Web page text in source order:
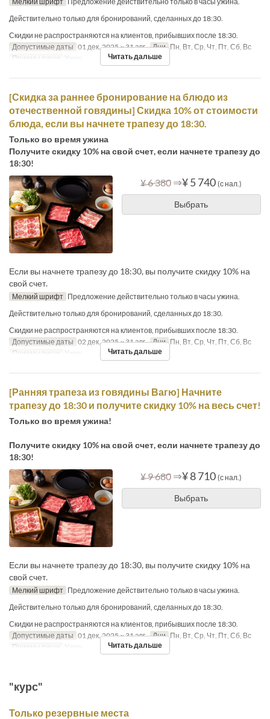
Действительно только для бронирований, сделанных до 18:30.
Скидки не распространяются на клиентов, прибывших после 18:30.
Допустимые даты 01 дек. 2025 ~ 31 авг. Дни Пн, Вт, Ср, Чт, Пт, Сб, Вс
Приемы пищи Ужин Читать дальше
[Скидка за раннее бронирование на блюдо из
отечественной говядины] Скидка 10% от стоимости
блюда, если вы начнете трапезу до 18:30.
Только во время ужина
Получите скидку 10% на свой счет, если начнете трапезу до
18:30!
¥ 6 380 ⇒¥ 5 740 (с нал.)
Выбрать
Если вы начнете трапезу до 18:30, вы получите скидку 10% на
свой счет.
Мелкий шрифт Предложение действительно только в часы ужина.
Действительно только для бронирований, сделанных до 18:30.
Скидки не распространяются на клиентов, прибывших после 18:30.
Допустимые даты 02 дек. 2025 ~ 31 авг. Дни Пн, Вт, Ср, Чт, Пт, Сб, Вс
Приемы пищи Ужин Читать дальше
[Ранняя трапеза из говядины Вагю] Начните
трапезу до 18:30 и получите скидку 10% на весь счет!
Только во время ужина!
Получите скидку 10% на свой счет, если начнете трапезу до
18:30!
¥ 9 680 ⇒¥ 8 710 (с нал.)
Выбрать
Если вы начнете трапезу до 18:30, вы получите скидку 10% на
свой счет.
Мелкий шрифт Предложение действительно только в часы ужина.
Действительно только для бронирований, сделанных до 18:30.
Скидки не распространяются на клиентов, прибывших после 18:30.
Допустимые даты 01 дек. 2025 ~ 31 авг. Дни Пн, Вт, Ср, Чт, Пт, Сб, Вс
Приемы пищи Ужин Читать дальше
"курс"
Только резервные места